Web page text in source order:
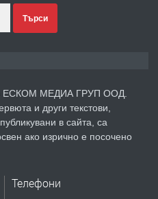
преди 5 дни
парцел в гр. Хасково кв.
Търси
ЕСКОМ МЕДИА ГРУП ООД.
и други текстови,
в сайта, са
ако изрично е посочено
Телефони